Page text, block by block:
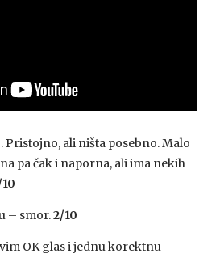
Pristojno, ali ništa posebno. Malo
pa čak i naporna, ali ima nekih
– smor.2/10
OK glas i jednu korektnu